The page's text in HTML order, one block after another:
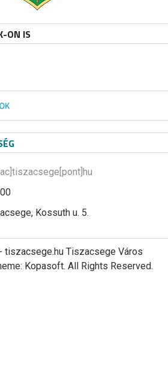
ON IS
Kossuth u. 5.
tiszacsege.hu Tiszacsege Város
Kopasoft. All Rights Reserved.